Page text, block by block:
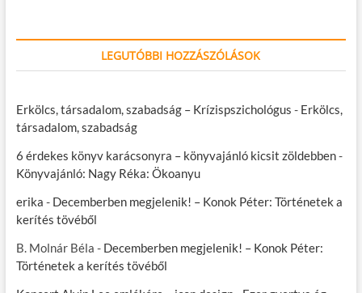
LEGUTÓBBI HOZZÁSZÓLÁSOK
Erkölcs, társadalom, szabadság – Krízispszichológus - Erkölcs,
társadalom, szabadság
6 érdekes könyv karácsonyra – könyvajánló kicsit zöldebben-
Könyvajánló: Nagy Réka: Ökoanyu
erika - Decemberben megjelenik! – Konok Péter: Történetek a
kerítés tövéből
B. Molnár Béla - Decemberben megjelenik! – Konok Péter:
Történetek a kerítés tövéből